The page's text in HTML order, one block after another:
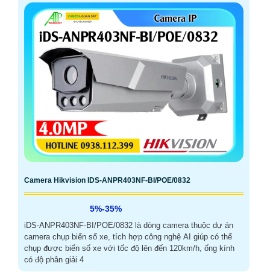
Camera Hikvision IDS-ANPR403NF-BI/POE/0832
5%-35%
iDS-ANPR403NF-BI/POE/0832 là dòng camera thuộc dự án
camera chụp biển số xe, tích hợp công nghệ AI giúp có thể
chụp được biển số xe với tốc độ lên đến 120km/h, ống kính
có độ phân giải 4